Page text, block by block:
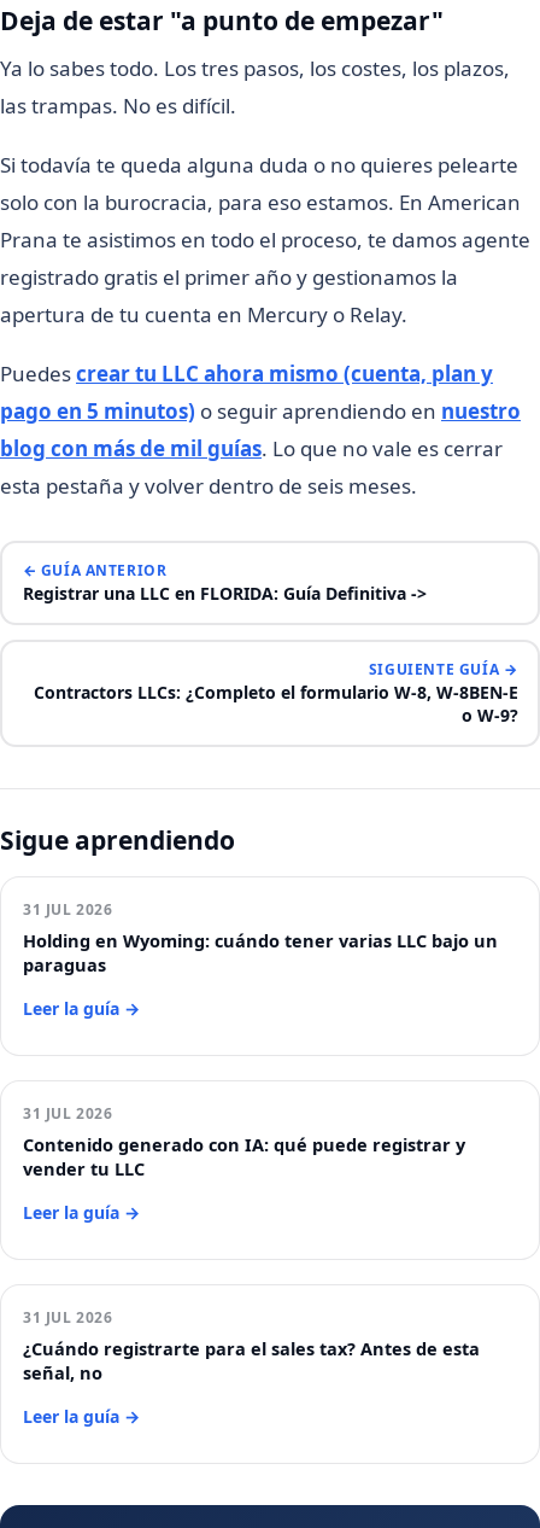
Deja de estar "a punto de empezar"
Ya lo sabes todo. Los tres pasos, los costes, los plazos,
las trampas. No es difícil.
Si todavía te queda alguna duda o no quieres pelearte
solo con la burocracia, para eso estamos. En American
Prana te asistimos en todo el proceso, te damos agente
registrado gratis el primer año y gestionamos la
apertura de tu cuenta en Mercury o Relay.
Puedescrear tu LLC ahora mismo (cuenta, plan y
pago en 5 minutos) o seguir aprendiendo en nuestro
blog con más de mil guías. Lo que no vale es cerrar
esta pestaña y volver dentro de seis meses.
← GUÍA ANTERIOR
Registrar una LLC en FLORIDA: Guía Definitiva ->
SIGUIENTE GUÍA →
Contractors LLCs: ¿Completo el formulario W-8, W-8BEN-E
o W-9?
Sigue aprendiendo
31 JUL 2026
Holding en Wyoming: cuándo tener varias LLC bajo un
paraguas
Leer la guía →
31 JUL 2026
Contenido generado con IA: qué puede registrar y
vender tu LLC
Leer la guía →
31 JUL 2026
¿Cuándo registrarte para el sales tax? Antes de esta
señal, no
Leer la guía →